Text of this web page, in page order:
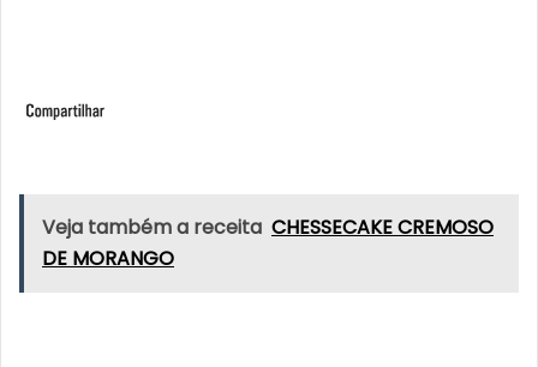
Veja também a receita CHESSECAKE CREMOSO
DE MORANGO